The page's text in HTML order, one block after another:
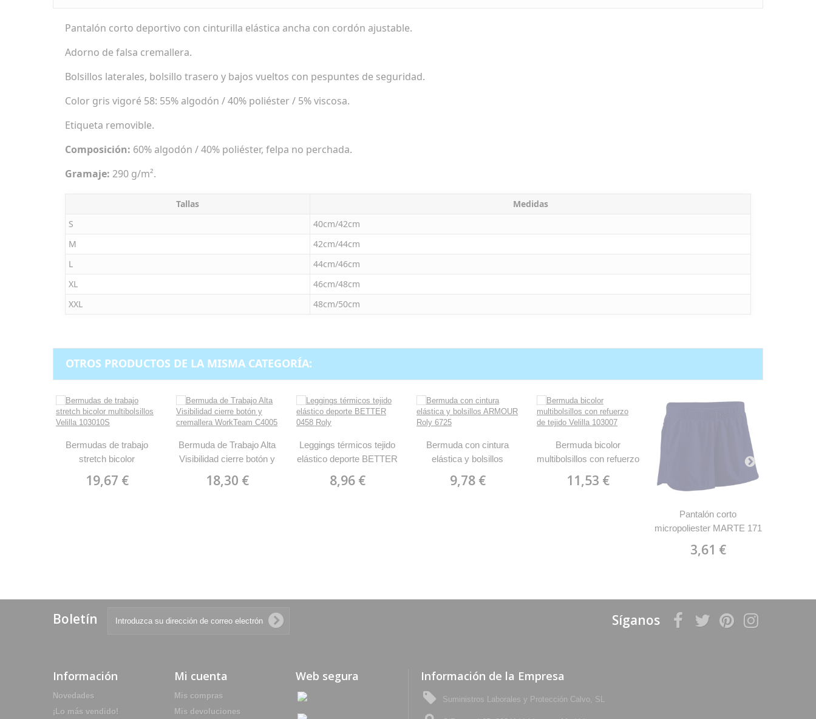
Pantalón corto deportivo con cinturilla elástica ancha con cordón ajustable.
Adorno de falsa cremallera.
Bolsillos laterales, bolsillo trasero y bajos vueltos con pespuntes de seguridad.
Color gris vigoré 58: 55% algodón / 40% poliéster / 5% viscosa.
Etiqueta removible.
Composición: 60% algodón / 40% poliéster, felpa no perchada.
Gramaje: 290 g/m².
Tallas
Medidas
S
40cm/42cm
M
42cm/44cm
L
44cm/46cm
XL
46cm/48cm
XXL
48cm/50cm
OTROS PRODUCTOS DE LA MISMA CATEGORÍA:
Bermudas de trabajo
stretch bicolor
103010S
19,67 €
Bermuda de Trabajo Alta
Visibilidad cierre botón y
C4005
18,30 €
Leggings térmicos tejido
elástico deporte BETTER
8,96 €
Bermuda con cintura
elástica y bolsillos
9,78 €
Bermuda bicolor
multibolsillos con refuerzo
11,53 €
Pantalón corto
micropoliester MARTE 171
3,61 €
Boletín Síganos
Información
Novedades
¡Lo más vendido!
Mi cuenta
Mis compras
Mis devoluciones
Web segura Información de la Empresa
Suministros Laborales y Protección Calvo, SL